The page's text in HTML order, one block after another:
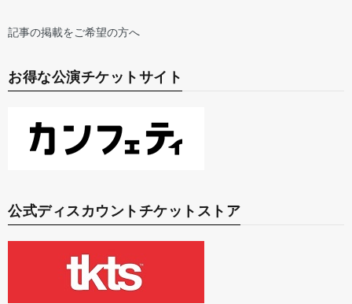
記事の掲載をご希望の方へ
お得な公演チケットサイト
公式ディスカウントチケットストア